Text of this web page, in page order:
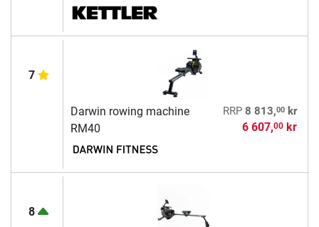
7
Darwin rowing machine
RM40
RRP 8 813,00kr
6 607,00kr
8